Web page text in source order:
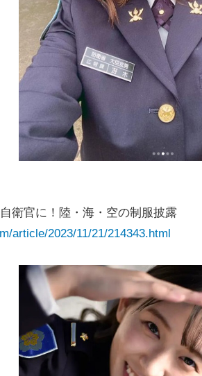
衛官に！陸・海・空の制服披露
article/2023/11/21/214343.html